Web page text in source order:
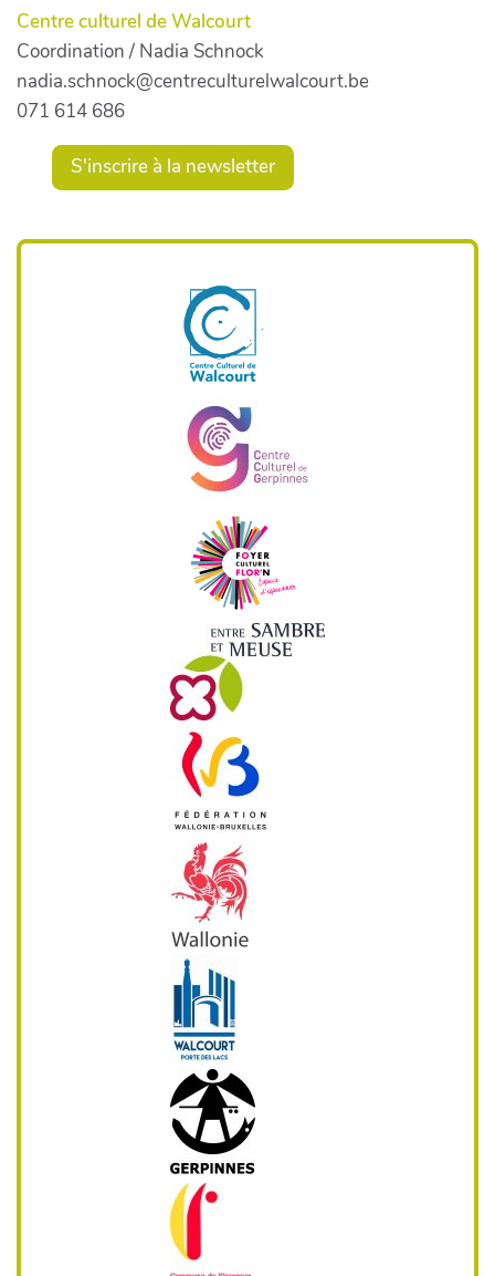
Centre culturel de Walcourt
Coordination / Nadia Schnock
nadia.schnock@centreculturelwalcourt.be
071 614 686
S'inscrire à la newsletter